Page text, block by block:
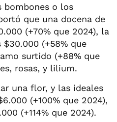
bombones o los
que una docena de
(+70% que 2024), la
(+58% que
surtido (+88% que
rosas, y lilium.
una flor, y las ideales
(+100% que 2024),
(+114% que 2024).